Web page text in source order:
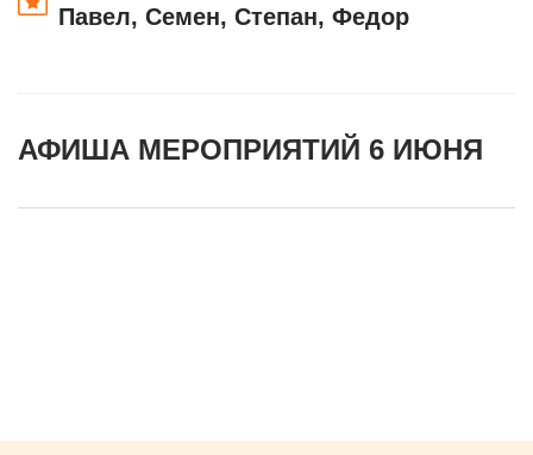
Павел, Семен, Степан, Федор
АФИША МЕРОПРИЯТИЙ 6 ИЮНЯ